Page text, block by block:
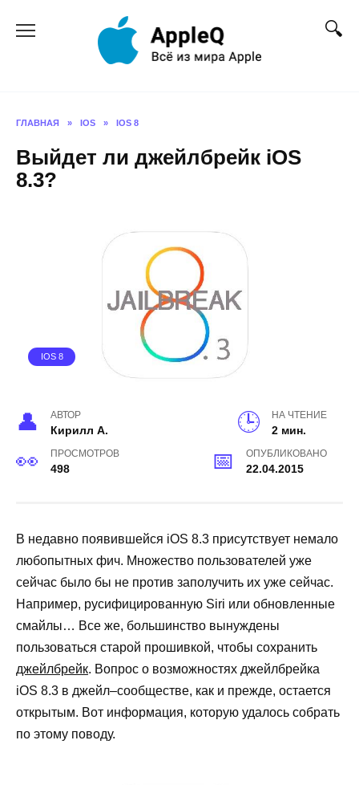
ГЛАВНАЯ » IOS » IOS 8
Выйдет ли джейлбрейк iOS
8.3?
IOS 8
АВТОР
Кирилл А.
НА ЧТЕНИЕ
2 мин.
ПРОСМОТРОВ
498
ОПУБЛИКОВАНО
22.04.2015
В недавно появившейся iOS 8.3 присутствует немало
любопытных фич. Множество пользователей уже
сейчас было бы не против заполучить их уже сейчас.
Например, русифицированную Siri или обновленные
смайлы… Все же, большинство вынуждены
пользоваться старой прошивкой, чтобы сохранить
джейлбрейк. Вопрос о возможностях джейлбрейка
iOS 8.3 в джейл–сообществе, как и прежде, остается
открытым. Вот информация, которую удалось собрать
по этому поводу.